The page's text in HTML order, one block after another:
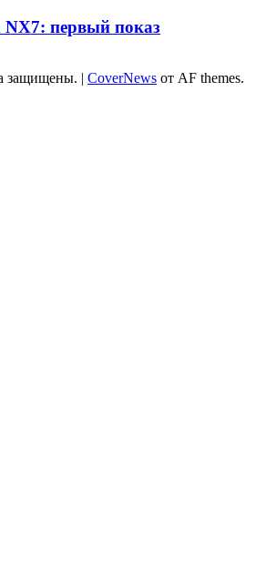
NX7: первый показ
защищены. | CoverNews от AF themes.